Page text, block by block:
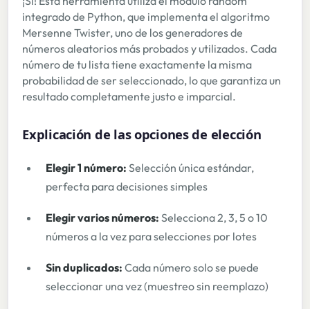
integrado de Python, que implementa el algoritmo
Mersenne Twister, uno de los generadores de
números aleatorios más probados y utilizados. Cada
número de tu lista tiene exactamente la misma
probabilidad de ser seleccionado, lo que garantiza un
resultado completamente justo e imparcial.
Explicación de las opciones de elección
Elegir 1 número: Selección única estándar,
perfecta para decisiones simples
Elegir varios números: Selecciona 2, 3, 5 o 10
números a la vez para selecciones por lotes
Sin duplicados: Cada número solo se puede
seleccionar una vez (muestreo sin reemplazo)